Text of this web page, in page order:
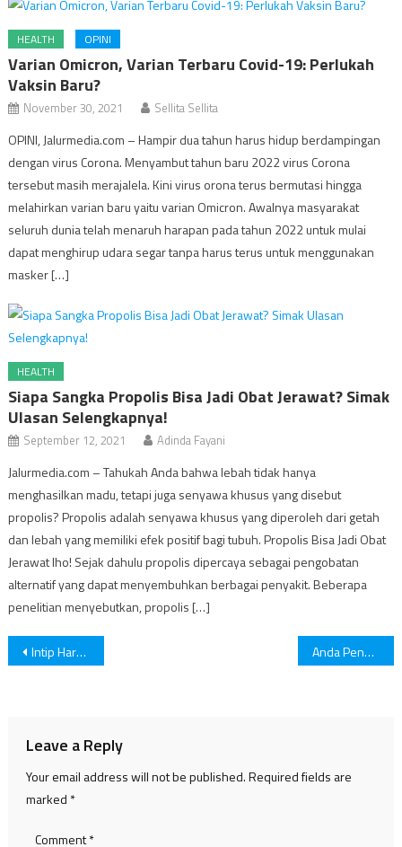
HEALTH OPINI
Varian Omicron, Varian Terbaru Covid-19: Perlukah
Vaksin Baru?
November 30, 2021 Sellita Sellita
OPINI, Jalurmedia.com – Hampir dua tahun harus hidup berdampingan
dengan virus Corona. Menyambut tahun baru 2022 virus Corona
tersebut masih merajalela. Kini virus orona terus bermutasi hingga
melahirkan varian baru yaitu varian Omicron. Awalnya masyarakat
seluruh dunia telah menaruh harapan pada tahun 2022 untuk mulai
dapat menghirup udara segar tanpa harus terus untuk menggunakan
masker […]
HEALTH
Siapa Sangka Propolis Bisa Jadi Obat Jerawat? Simak
Ulasan Selengkapnya!
September 12, 2021 Adinda Fayani
Jalurmedia.com – Tahukah Anda bahwa lebah tidak hanya
menghasilkan madu, tetapi juga senyawa khusus yang disebut
propolis? Propolis adalah senyawa khusus yang diperoleh dari getah
dan lebah yang memiliki efek positif bagi tubuh. Propolis Bisa Jadi Obat
Jerawat lho! Sejak dahulu propolis dipercaya sebagai pengobatan
alternatif yang dapat menyembuhkan berbagai penyakit. Beberapa
penelitian menyebutkan, propolis […]
Post
Intip Harga iPhone14 Yang Segera Rilis di Indonesia, Sudah Siapkan Budget? Anda Penderita PCOS? Ini Cara Menanganinya!
Leave a Reply
Your email address will not be published.Required fields are
marked *
Comment*